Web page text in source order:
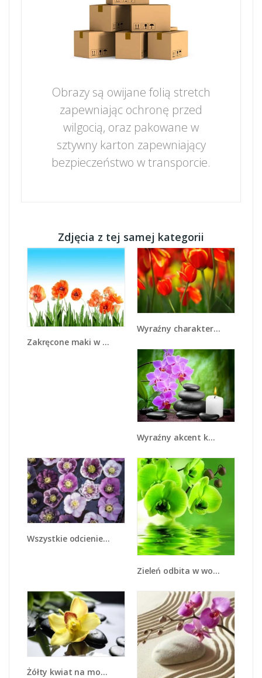
Obrazy są owijane folią stretch
zapewniając ochronę przed
wilgocią, oraz pakowane w
sztywny karton zapewniający
bezpieczeństwo w transporcie.
Zdjęcia z tej samej kategorii
Zakręcone maki w każdą stronę - K570
Wyraźny charakter tulipanów - K349
Wyraźny akcent kwiatowy - K810
Wszystkie odcienie fioletu w kwiatach - K876
Zieleń odbita w wodzie - K661
Żółty kwiat na mokrych kamieniach - K155